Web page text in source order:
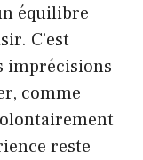
équilibre
C’est
imprécisions
comme
reste